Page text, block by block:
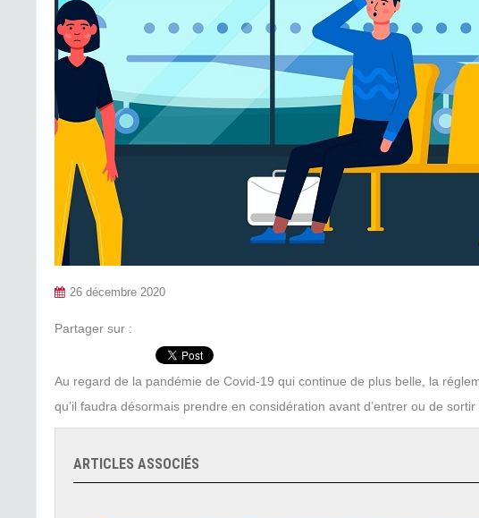
26 décembre 2020
Partager sur :
Au regard de la pandémie de Covid-19 qui continue de plus belle, la
qu’il faudra désormais prendre en considération avant d’entrer ou de sortir
ARTICLES ASSOCIÉS